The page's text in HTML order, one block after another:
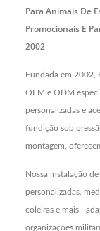
Para Animais De
Promocionais E
2002
Fundada em 2002,
OEM e ODM
personalizadas e
fundição sob
montagem,
Nossa instalação
personalizadas,
coleiras e
organizações